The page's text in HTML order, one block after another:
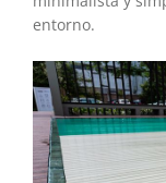
entorno.